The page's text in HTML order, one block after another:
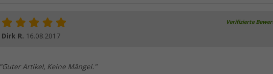
Verifizierte
Dirk R. 16.08.2017
"Guter Artikel, Keine Mängel."